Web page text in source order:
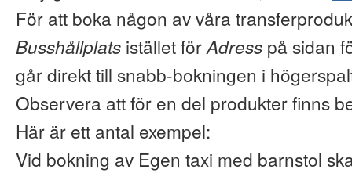
För att boka någon av våra
Busshållplats istället förAdress på sidan
går direkt till snabb-bokningen i
Observera att för en del produkter finns
Här är ett antal exempel:
Vid bokning av Egen taxi med barnstol